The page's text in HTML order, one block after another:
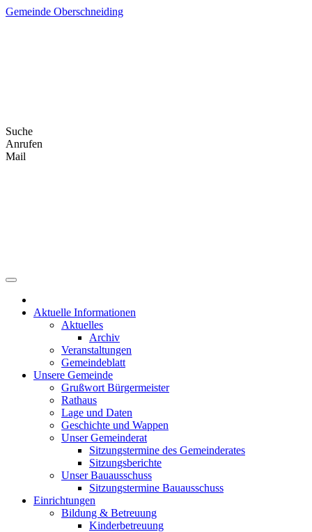
Skip
Gemeinde Oberschneiding
Suche
Anrufen
Mail
Aktuelle Informationen
Aktuelles
Archiv
Veranstaltungen
Gemeindeblatt
Unsere Gemeinde
Grußwort Bürgermeister
Rathaus
Lage und Daten
Geschichte und Wappen
Unser Gemeinderat
Sitzungstermine des Gemeinderates
Sitzungsberichte
Unser Bauausschuss
Sitzungstermine Bauausschuss
Einrichtungen
Bildung & Betreuung
Kinderbetreuung